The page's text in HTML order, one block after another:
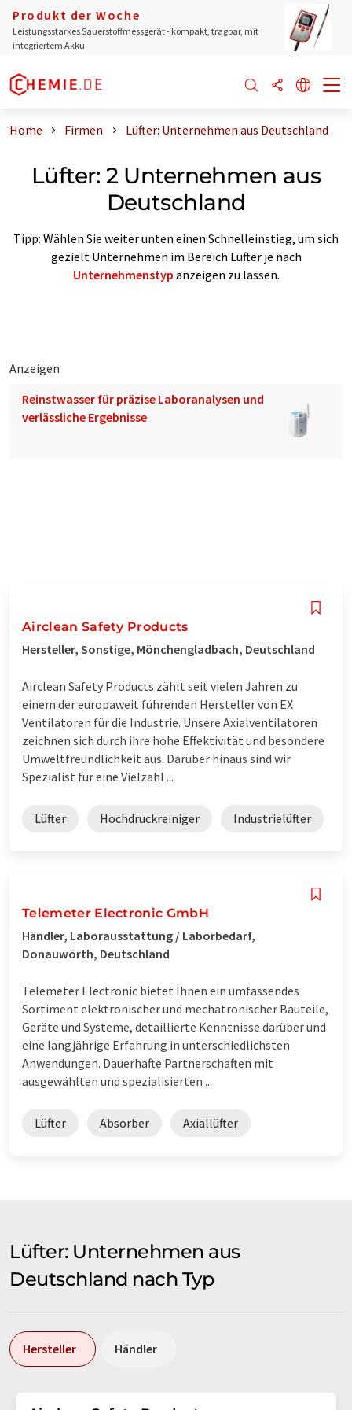
Produkt der Woche
Leistungsstarkes Sauerstoffmessgerät - kompakt, tragbar, mit
integriertem Akku
Home Firmen Lüfter: Unternehmen aus Deutschland
Lüfter: 2 Unternehmen aus
Deutschland
Tipp: Wählen Sie weiter unten einen Schnelleinstieg, um sich
gezielt Unternehmen im Bereich Lüfter je nach
Unternehmenstyp anzeigen zu lassen.
Anzeigen
Reinstwasser für präzise Laboranalysen und
verlässliche Ergebnisse
Airclean Safety Products
Hersteller, Sonstige, Mönchengladbach, Deutschland
Airclean Safety Products zählt seit vielen Jahren zu
einem der europaweit führenden Hersteller von EX
Ventilatoren für die Industrie. Unsere Axialventilatoren
zeichnen sich durch ihre hohe Effektivität und besondere
Umweltfreundlichkeit aus. Darüber hinaus sind wir
Spezialist für eine Vielzahl ...
Lüfter Hochdruckreiniger Industrielüfter
Telemeter Electronic GmbH
Händler, Laborausstattung / Laborbedarf,
Donauwörth, Deutschland
Telemeter Electronic bietet Ihnen ein umfassendes
Sortiment elektronischer und mechatronischer Bauteile,
Geräte und Systeme, detaillierte Kenntnisse darüber und
eine langjährige Erfahrung in unterschiedlichsten
Anwendungen. Dauerhafte Partnerschaften mit
ausgewählten und spezialisierten ...
Lüfter Absorber Axiallüfter
Lüfter: Unternehmen aus
Deutschland nach Typ
Hersteller Händler